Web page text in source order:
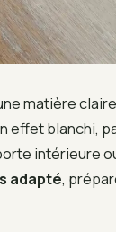
matière
effet blanchi,
intérieure
adapté,